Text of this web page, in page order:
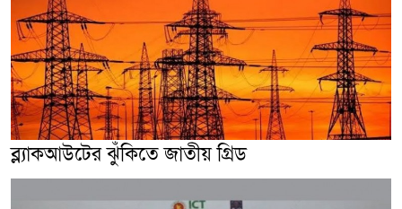
ব্ল্যাকআউটের ঝুঁকিতে জাতীয় গ্রিড